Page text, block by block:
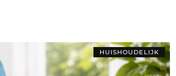
HUISHOUDELIJK